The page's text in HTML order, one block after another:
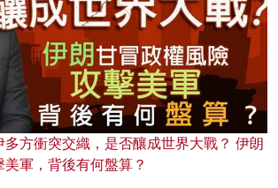
方衝突交織，是否釀成世界大戰？ 伊朗
軍，背後有何盤算？